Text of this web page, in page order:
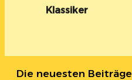
Klassiker
Die neuesten Beiträge